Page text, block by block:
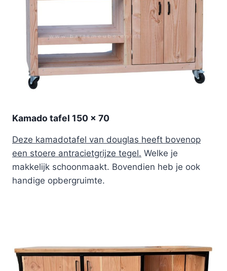
Kamado tafel 150 x 70
Deze kamadotafel van douglas heeft bovenop
een stoere antracietgrijze tegel. Welke je
makkelijk schoonmaakt. Bovendien heb je ook
handige opbergruimte.